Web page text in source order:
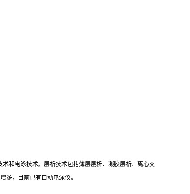
和电泳技术。层析技术包括薄层层析、凝胶层析、离心交
多，目前已有自动电泳仪。